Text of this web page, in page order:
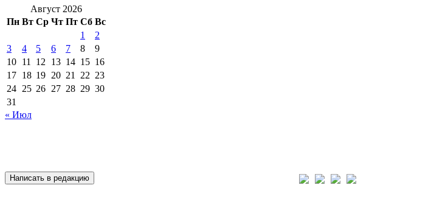
Август 2026
Пн Вт Ср Чт Пт Сб Вс
1
2
3
4 5 6 7 8
9
10 11 12 13 14 15 16
17 18 19 20 21 22 23
24 25 26 27 28 29 30
31
« Июл
Написать в редакцию